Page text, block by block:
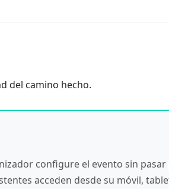
del camino hecho.
configure el evento sin
acceden desde su móvil,